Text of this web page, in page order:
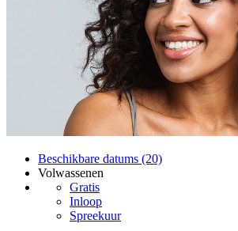
Beschikbare datums (20)
Volwassenen
Gratis
Inloop
Spreekuur